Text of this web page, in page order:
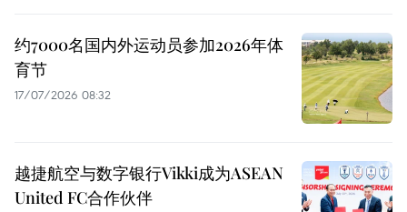
约7000名国内外运动员参加2026年体
育节
17/07/2026 08:32
越捷航空与数字银行Vikki成为ASEAN
United FC合作伙伴